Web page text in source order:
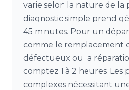
varie selon la nature de la
diagnostic simple prend
45 minutes. Pour un
comme le remplacement
défectueux ou la
comptez 1 à 2 heures. Les
complexes nécessitant